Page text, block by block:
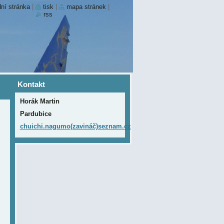
Kontakt
Horák Martin
Pardubice
chuichi.nagumo(zavináč)seznam.cz
stránka tisk mapa stránek
rss